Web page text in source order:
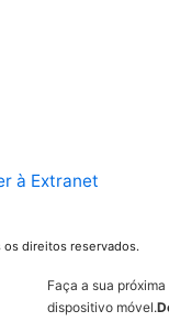
à Extranet
direitos reservados.
Faça a sua
dispositivo móvel.